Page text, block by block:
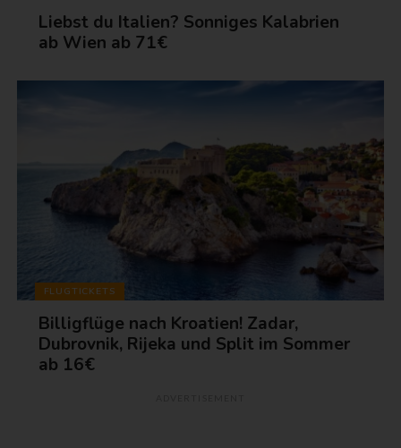
Liebst du Italien? Sonniges Kalabrien
ab Wien ab 71€
FLUGTICKETS
Billigflüge nach Kroatien! Zadar,
Dubrovnik, Rijeka und Split im Sommer
ab 16€